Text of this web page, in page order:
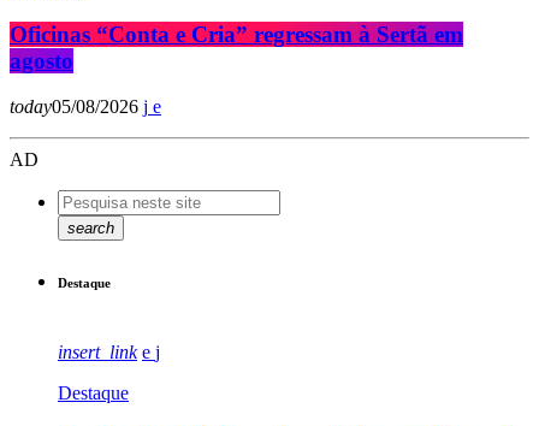
Oficinas “Conta e Cria” regressam à Sertã em
agosto
today05/08/2026
AD
search
Destaque
insert_link
Destaque